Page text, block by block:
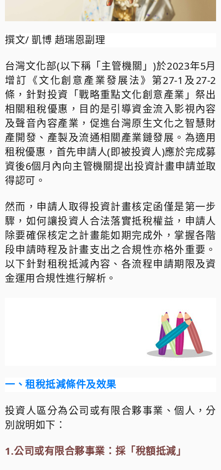
撰文/凱博 趙瑞恩副理
台灣文化部(以下稱「主管機關」)於2023年5月
增訂《文化創意產業發展法》第27-1 及27-2
條，針對投資「戰略重點文化創意產業」祭出
相關租稅優惠，目的是引導資金流入影視內容
及聲音內容產業，促進台灣原生文化之智慧財
產開發、產製及流通相關產業鏈發展。為適用
租稅優惠，首先申請人(即被投資人)應於完成募
資後6個月內向主管機關提出投資計畫申請並取
得認可。
然而，申請人取得投資計畫核定函僅是第一步
驟，如何讓投資人合法落實抵稅權益，申請人
除要確保核定之計畫能如期完成外，掌握各階
段申請時程及計畫支出之合規性亦格外重要。
以下針對租稅抵減內容、各流程申請期限及資
金運用合規性進行解析。
一、租稅抵減條件及效果
投資人區分為公司或有限合夥事業、個人，分
別說明如下：
1.公司或有限合夥事業：採「稅額抵減」